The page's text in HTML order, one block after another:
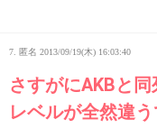
7. 匿名 2013/09/19(木) 16:03:40
さすがにAKBと
レベルが全然違